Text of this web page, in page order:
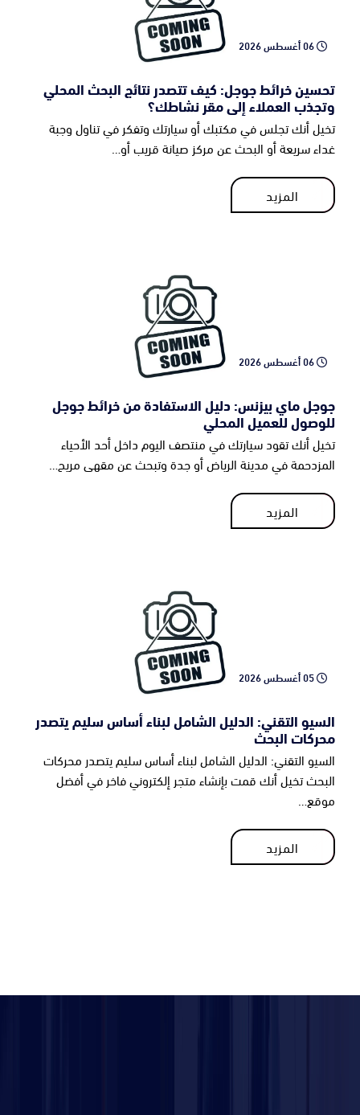
06 أغسطس 2026
تحسين خرائط جوجل: كيف تتصدر نتائج البحث المحلي
وتجذب العملاء إلى مقر نشاطك؟
تخيل أنك تجلس في مكتبك أو سيارتك وتفكر في تناول وجبة
غداء سريعة أو البحث عن مركز صيانة قريب أو…
المزيد
المزيد
06 أغسطس 2026
جوجل ماي بيزنس: دليل الاستفادة من خرائط جوجل
للوصول للعميل المحلي
تخيل أنك تقود سيارتك في منتصف اليوم داخل أحد الأحياء
المزدحمة في مدينة الرياض أو جدة وتبحث عن مقهى مريح…
المزيد
المزيد
05 أغسطس 2026
السيو التقني: الدليل الشامل لبناء أساس سليم يتصدر
محركات البحث
السيو التقني: الدليل الشامل لبناء أساس سليم يتصدر محركات
البحث تخيل أنك قمت بإنشاء متجر إلكتروني فاخر في أفضل
موقع…
المزيد
المزيد